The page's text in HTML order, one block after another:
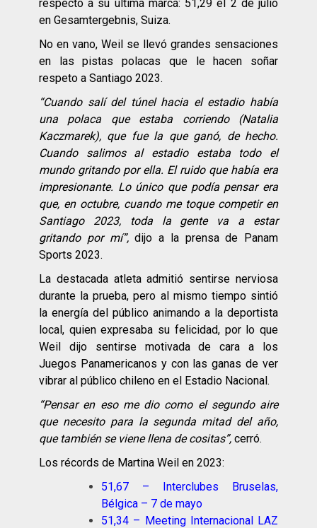
respecto a su última marca: 51,29 el 2 de julio
en Gesamtergebnis, Suiza.
No en vano, Weil se llevó grandes sensaciones
en las pistas polacas que le hacen soñar
respeto a Santiago 2023.
“Cuando salí del túnel hacia el estadio había
una polaca que estaba corriendo (Natalia
Kaczmarek), que fue la que ganó, de hecho.
Cuando salimos al estadio estaba todo el
mundo gritando por ella. El ruido que había era
impresionante. Lo único que podía pensar era
que, en octubre, cuando me toque competir en
Santiago 2023, toda la gente va a estar
gritando por mí”,dijo a la prensa de Panam
Sports 2023.
La destacada atleta admitió sentirse nerviosa
durante la prueba, pero al mismo tiempo sintió
la energía del público animando a la deportista
local, quien expresaba su felicidad, por lo que
Weil dijo sentirse motivada de cara a los
Juegos Panamericanos y con las ganas de ver
vibrar al público chileno en el Estadio Nacional.
“Pensar en eso me dio como el segundo aire
que necesito para la segunda mitad del año,
que también se viene llena de cositas”, cerró.
Los récords de Martina Weil en 2023:
51,67 – Interclubes Bruselas,
Bélgica – 7 de mayo
51,34 – Meeting Internacional LAZ